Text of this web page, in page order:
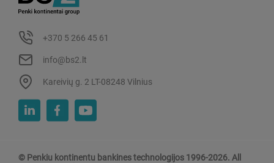
+370 5 266 45 61
info@bs2.lt
Kareivių g. 2 LT-08248 Vilnius
© Penkiu kontinentu bankines technologijos 1996-2026. All